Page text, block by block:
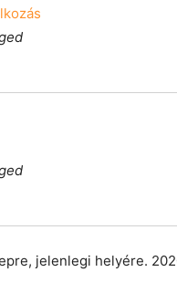
jelenlegi helyére.